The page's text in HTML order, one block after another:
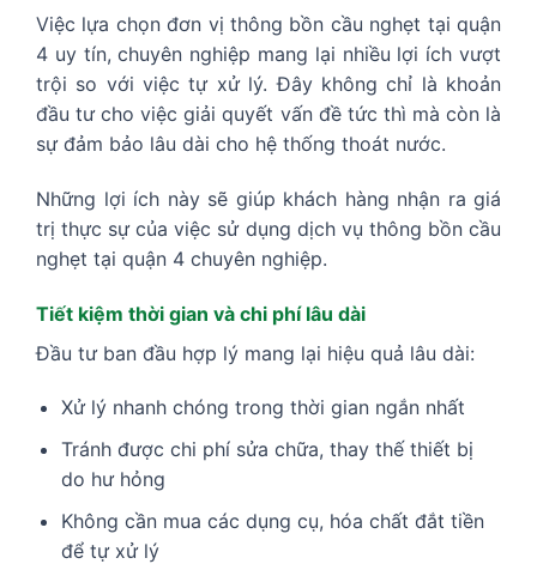
Việc lựa chọn đơn vị thông bồn cầu nghẹt tại quận
4 uy tín, chuyên nghiệp mang lại nhiều lợi ích vượt
trội so với việc tự xử lý. Đây không chỉ là khoản
đầu tư cho việc giải quyết vấn đề tức thì mà còn là
sự đảm bảo lâu dài cho hệ thống thoát nước.
Những lợi ích này sẽ giúp khách hàng nhận ra giá
trị thực sự của việc sử dụng dịch vụ thông bồn cầu
nghẹt tại quận 4 chuyên nghiệp.
Tiết kiệm thời gian và chi phí lâu dài
Đầu tư ban đầu hợp lý mang lại hiệu quả lâu dài:
Xử lý nhanh chóng trong thời gian ngắn nhất
Tránh được chi phí sửa chữa, thay thế thiết bị
do hư hỏng
Không cần mua các dụng cụ, hóa chất đắt tiền
để tự xử lý